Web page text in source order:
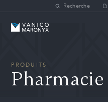
Skip to main contentRecherche
Vanico-Maronyx
PRODUITS
Pharmacie